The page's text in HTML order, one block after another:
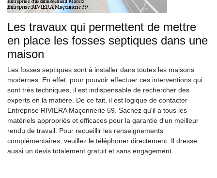
Les travaux qui permettent de mettre
en place les fosses septiques dans une
maison
Les fosses septiques sont à installer dans toutes les maisons
modernes. En effet, pour pouvoir effectuer ces interventions qui
sont très techniques, il est indispensable de rechercher des
experts en la matière. De ce fait, il est logique de contacter
Entreprise RIVIERA Maçonnerie 59. Sachez qu'il a tous les
matériels appropriés et efficaces pour la garantie d'un meilleur
rendu de travail. Pour recueillir les renseignements
complémentaires, veuillez le téléphoner directement. Il dresse
aussi un devis totalement gratuit et sans engagement.